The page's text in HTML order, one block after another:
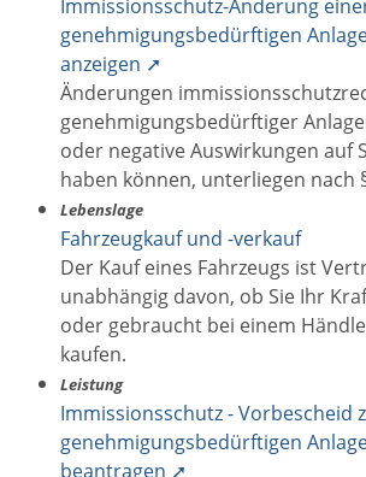
Immissionsschutz-Änderung
genehmigungsbedürftigen
anzeigen ➚
Änderungen
genehmigungsbedürftiger
oder negative Auswirkungen auf
haben können, unterliegen nach
Lebenslage
Fahrzeugkauf und -verkauf
Der Kauf eines Fahrzeugs ist
unabhängig davon, ob Sie Ihr
oder gebraucht bei einem
kaufen.
Leistung
Immissionsschutz - Vorbescheid
genehmigungsbedürftigen
beantragen ➚